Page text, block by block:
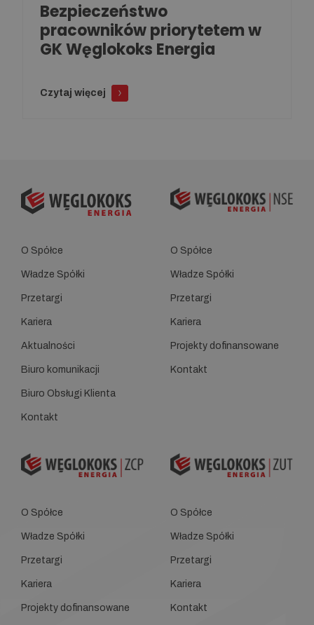
Bezpieczeństwo
pracowników priorytetem w
GK Węglokoks Energia
Czytaj więcej
O Spółce
Władze Spółki
Przetargi
Kariera
Aktualności
Biuro komunikacji
Biuro Obsługi Klienta
Kontakt
O Spółce
Władze Spółki
Przetargi
Kariera
Projekty dofinansowane
Kontakt
O Spółce
Władze Spółki
Przetargi
Kariera
Projekty dofinansowane
O Spółce
Władze Spółki
Przetargi
Kariera
Kontakt